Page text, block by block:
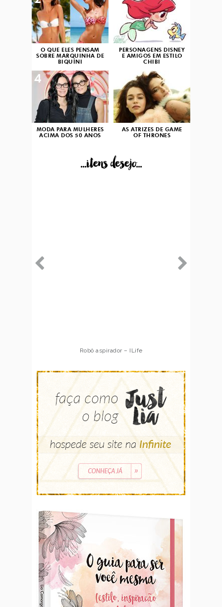
O QUE ELES PENSAM
SOBRE MARQUINHA DE
BIQUÍNI
PERSONAGENS DISNEY
E AMIGOS EM ESTILO
CHIBI
MODA PARA MULHERES
ACIMA DOS 50 ANOS
4
AS ATRIZES DE GAME
OF THRONES
...itens desejo...
Robô aspirador – ILife